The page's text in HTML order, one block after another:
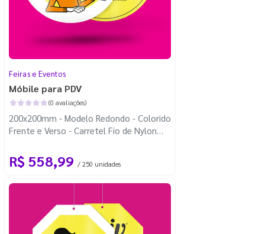
Feiras e Eventos
Móbile para PDV
(0 avaliações)
200x200mm - Modelo Redondo - Colorido
Frente e Verso - Carretel Fio de Nylon
R$ 558,99 / 250 unidades